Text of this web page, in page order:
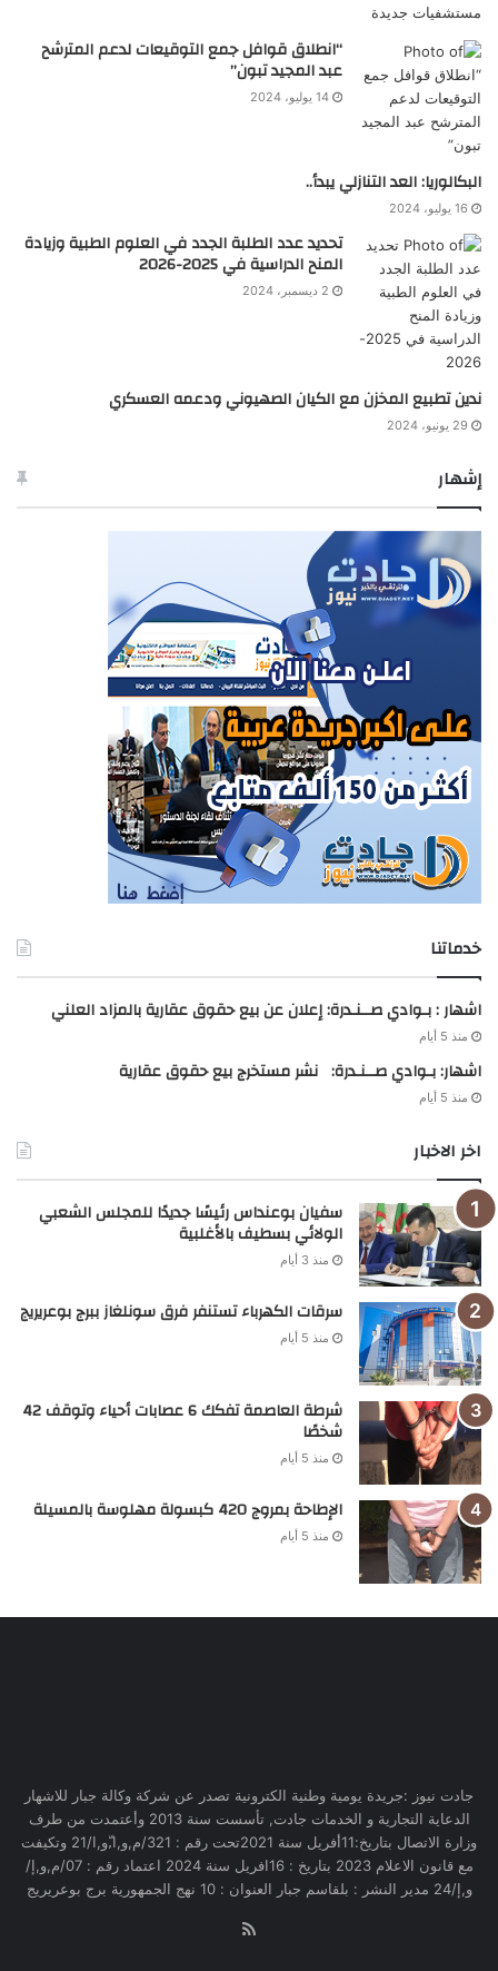
“انطلاق قوافل جمع التوقيعات لدعم المترشح
عبد المجيد تبون”
14 يوليو، 2024
البكالوريا: العد التنازلي يبدأ..
16 يوليو، 2024
تحديد عدد الطلبة الجدد في العلوم الطبية وزيادة
المنح الدراسية في 2025-2026
2 ديسمبر، 2024
ندين تطبيع المخزن مع الكيان الصهيوني ودعمه العسكري
29 يونيو، 2024
إشهار
خدماتنا
اشهار : بـوادي صــنـدرة: إعلان عن بيع حقوق عقارية بالمزاد العلني
منذ 5 أيام
اشهار: بـوادي صــنـدرة: نشر مستخرج بيع حقوق عقارية
منذ 5 أيام
اخر الاخبار
سفيان بوعنداس رئيسًا جديدًا للمجلس الشعبي
الولائي بسطيف بالأغلبية
منذ 3 أيام
سرقات الكهرباء تستنفر فرق سونلغاز ببرج بوعريريج
منذ 5 أيام
شرطة العاصمة تفكك 6 عصابات أحياء وتوقف 42
شخصًا
منذ 5 أيام
الإطاحة بمروج 420 كبسولة مهلوسة بالمسيلة
منذ 5 أيام
جادت نيوز :جريدة يومية وطنية الكترونية تصدر عن شركة وكالة جبار للاشهار
الدعاية التجارية و الخدمات جادت, تأسست سنة 2013 وأعتمدت من طرف
وزارة الاتصال بتاريخ:11أفريل سنة 2021تحت رقم : 321/م,و,ا,ّو,ا/21 وتكيفت
مع قانون الاعلام 2023 بتاريخ : 16افريل سنة 2024 اعتماد رقم : 07/م,و,إ/
و,إ/24 مدير النشر : بلقاسم جبار العنوان : 10 نهج الجمهورية برج بوعريريج